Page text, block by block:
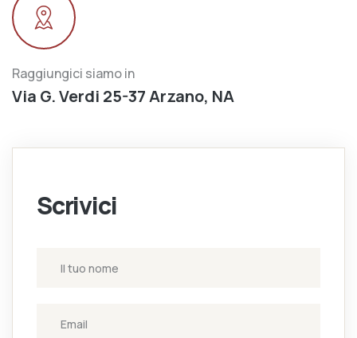
Raggiungici siamo in
Via G. Verdi 25-37 Arzano, NA
Scrivici